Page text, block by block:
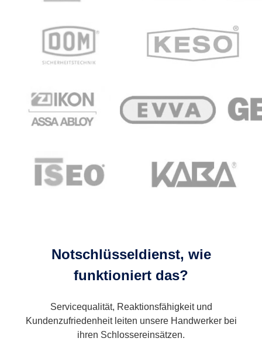
Notschlüsseldienst, wie
funktioniert das?
Servicequalität, Reaktionsfähigkeit und
Kundenzufriedenheit leiten unsere Handwerker bei
ihren Schlossereinsätzen.